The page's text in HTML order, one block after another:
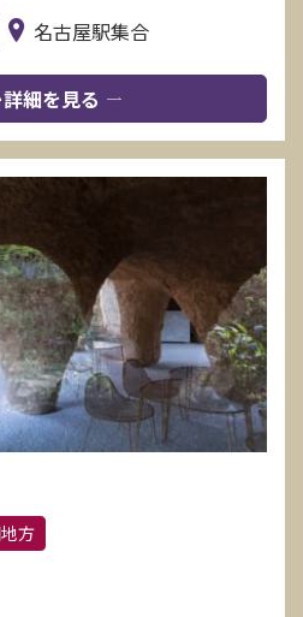
名古屋駅集合
細を見る
方